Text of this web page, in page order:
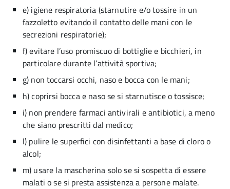
e) igiene respiratoria (starnutire e/o tossire in un
fazzoletto evitando il contatto delle mani con le
secrezioni respiratorie);
f) evitare l’uso promiscuo di bottiglie e bicchieri, in
particolare durante l’attività sportiva;
g) non toccarsi occhi, naso e bocca con le mani;
h) coprirsi bocca e naso se si starnutisce o tossisce;
i) non prendere farmaci antivirali e antibiotici, a meno
che siano prescritti dal medico;
l) pulire le superfici con disinfettanti a base di cloro o
alcol;
m) usare la mascherina solo se si sospetta di essere
malati o se si presta assistenza a persone malate.